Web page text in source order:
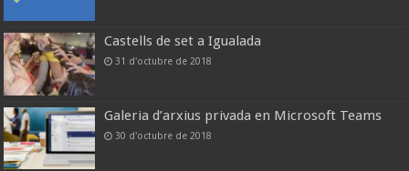
Castells de set a Igualada
31 d'octubre de 2018
Galeria d’arxius privada en Microsoft Teams
30 d'octubre de 2018